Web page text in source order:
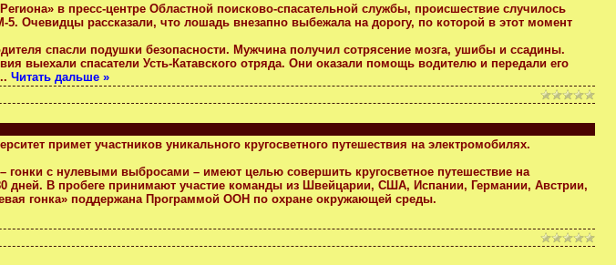
в пресс-центре Областной поисково-спасательной службы, происшествие случилось
5. Очевидцы рассказали, что лошадь внезапно выбежала на дорогу, по которой в этот момент
спасли подушки безопасности. Мужчина получил сотрясение мозга, ушибы и ссадины.
выехали спасатели Усть-Катавского отряда. Они оказали помощь водителю и передали его
Читать дальше »
примет участников уникального кругосветного путешествия на электромобилях.
гонки с нулевыми выбросами – имеют целью совершить кругосветное путешествие на
дней. В пробеге принимают участие команды из Швейцарии, США, Испании, Германии, Австрии,
гонка» поддержана Программой ООН по охране окружающей среды.